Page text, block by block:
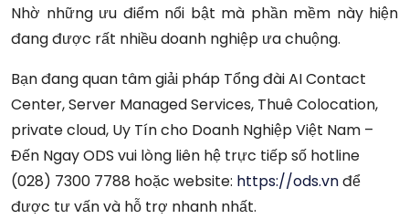
Nhờ những ưu điểm nổi bật mà phần mềm này hiện
đang được rất nhiều doanh nghiệp ưa chuộng.
Bạn đang quan tâm giải pháp Tổng đài AI Contact
Center, Server Managed Services, Thuê Colocation,
private cloud, Uy Tín cho Doanh Nghiệp Việt Nam –
Đến Ngay ODS vui lòng liên hệ trực tiếp số hotline
(028) 7300 7788 hoặc website: https://ods.vnđể
được tư vấn và hỗ trợ nhanh nhất.